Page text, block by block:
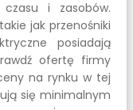
i zasobów.
jak przenośniki
posiadają
ofertę firmy
na rynku w tej
się minimalnym